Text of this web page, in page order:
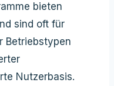
bieten
sind oft für
Betriebstypen
Nutzerbasis.